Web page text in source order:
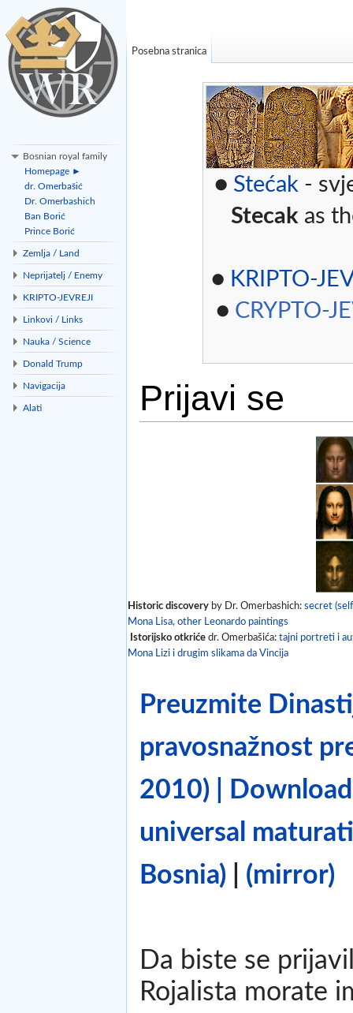
● Stećak -
Stecak as
● KRIPTO-
● CRYPTO-
Prijavi se
Historic discovery by Dr. Omerbashich:secret
Mona Lisa, other Leonardo paintings
Istorijsko otkriće dr. Omerbašića:tajni portreti i
Mona Lizi i drugim slikama da Vincija
Preuzmite
pravosnažnost
2010) |
universal
Bosnia)
(mirror)
Da biste se
Rojalista morate
Posebna stranica
Bosnian royal family
Homepage ►
dr. Omerbašić
Dr. Omerbashich
Ban Borić
Prince Borić
Zemlja / Land
Neprijatelj / Enemy
KRIPTO-JEVREJI
Linkovi / Links
Nauka / Science
Donald Trump
Navigacija
Alati